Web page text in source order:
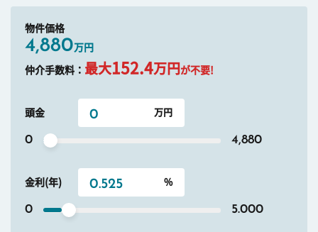
物件価格
4,880万円
仲介手数料： 最大152.4万円 が不要!
頭金
0 4,880
金利(年)
0 5.000